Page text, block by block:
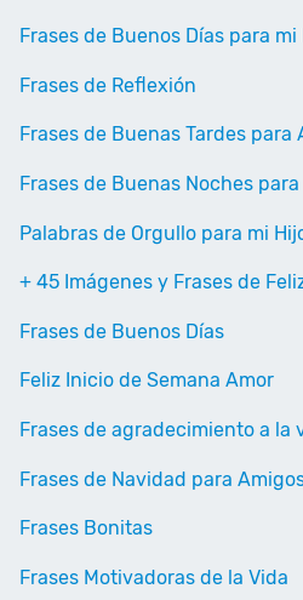
Frases de Buenos Días para mi
Frases de Reflexión
Frases de Buenas Tardes para
Frases de Buenas Noches
Palabras de Orgullo para mi
+ 45 Imágenes y Frases de
Frases de Buenos Días
Feliz Inicio de Semana Amor
Frases de agradecimiento a la
Frases de Navidad para
Frases Bonitas
Frases Motivadoras de la Vida